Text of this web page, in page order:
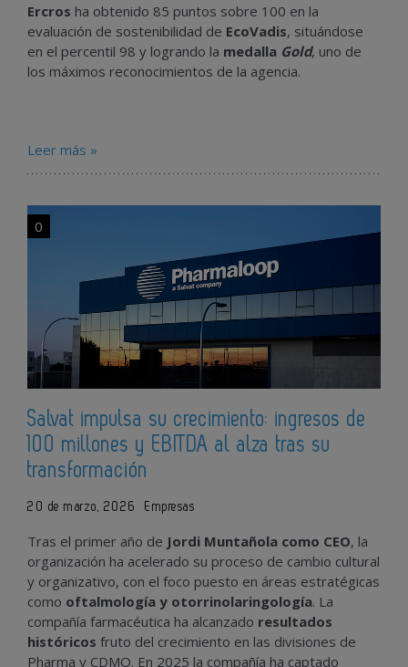
Ercros ha obtenido 85 puntos sobre 100 en la
evaluación de sostenibilidad de EcoVadis, situándose
en el percentil 98 y logrando la medalla Gold, uno de
los máximos reconocimientos de la agencia.
Leer más »
0
Salvat impulsa su crecimiento: ingresos de
100 millones y EBITDA al alza tras su
transformación
20 de marzo, 2026 Empresas
Tras el primer año de Jordi Muntañola como CEO, la
organización ha acelerado su proceso de cambio cultural
y organizativo, con el foco puesto en áreas estratégicas
como oftalmología y otorrinolaringología. La
compañía farmacéutica ha alcanzado resultados
históricos fruto del crecimiento en las divisiones de
Pharma y CDMO. En 2025 la compañía ha captado